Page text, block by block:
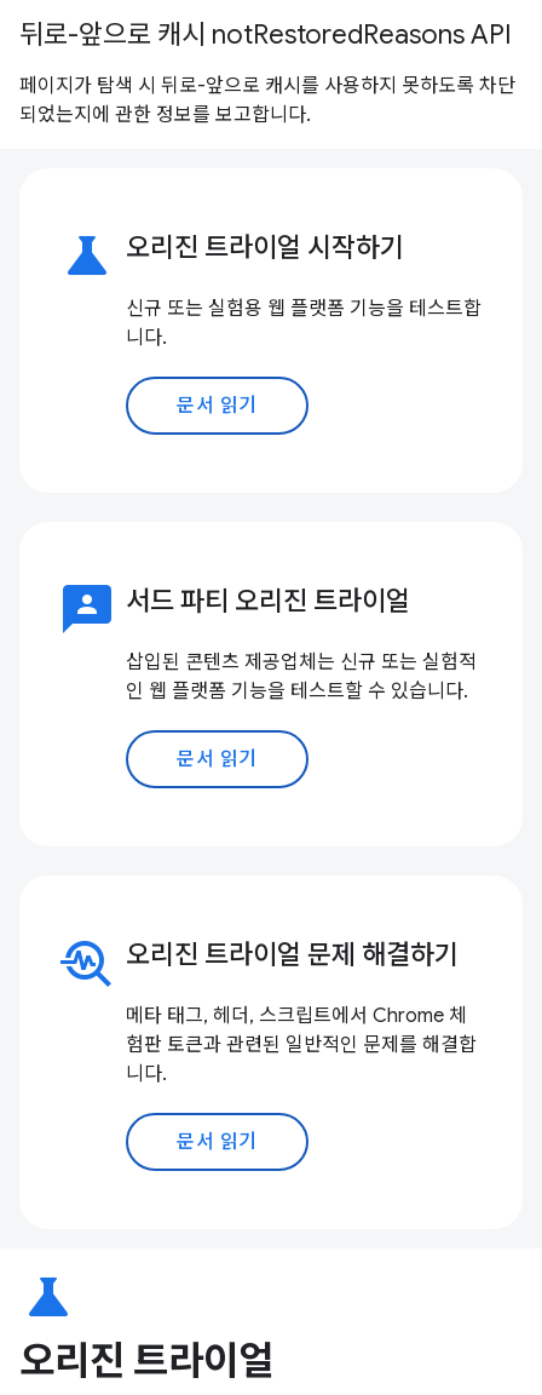
뒤로-앞으로 캐시 notRestoredReasons API
페이지가 탐색 시 뒤로-앞으로 캐시를 사용하지 못하도록 차단
되었는지에 관한 정보를 보고합니다.
science 오리진 트라이얼 시작하기
신규 또는 실험용 웹 플랫폼 기능을 테스트합
니다.
문서 읽기
3p 서드 파티 오리진 트라이얼
삽입된 콘텐츠 제공업체는 신규 또는 실험적
인 웹 플랫폼 기능을 테스트할 수 있습니다.
문서 읽기
troubleshoot 오리진 트라이얼 문제 해결하기
메타 태그, 헤더, 스크립트에서 Chrome 체
험판 토큰과 관련된 일반적인 문제를 해결합
니다.
문서 읽기
science
오리진 트라이얼